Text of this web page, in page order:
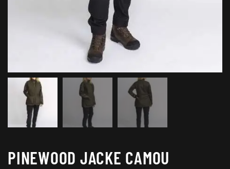
PINEWOOD JACKE CAMOU